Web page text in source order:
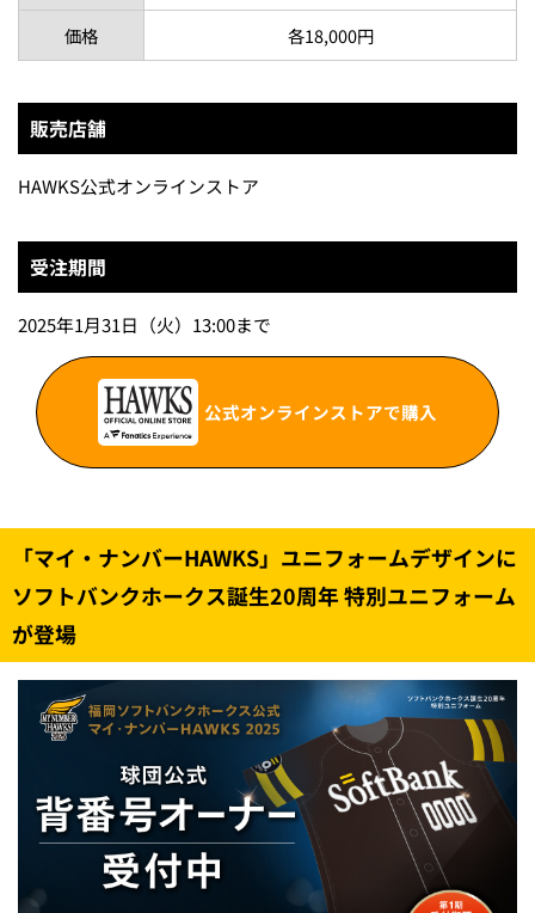
価格 各18,000円
販売店舗
HAWKS公式オンラインストア
受注期間
2025年1月31日（火）13:00まで
公式オンラインストアで購入
「マイ・ナンバーHAWKS」ユニフォームデザインに
ソフトバンクホークス誕生20周年 特別ユニフォーム
が登場